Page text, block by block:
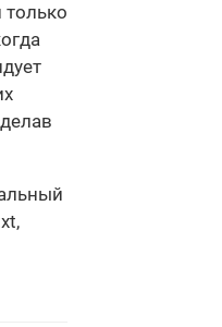
только